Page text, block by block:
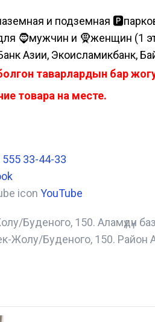
и подземная
🧔мужчин и 🧕женщин (1
Азии, Экоисламикбанк,
таварлардын бар
товара на месте.
555 33-44-33
YouTube
Буденого, 150. Аламүдүн
Жолу/Буденого, 150. Район